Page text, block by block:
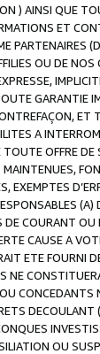
) AINSI QUE
ET
PARTENAIRES
OU DE
GARANTIE
A
OFFRE
EXEMPTES
COURANT
CAUSE A
ETE FOURNI
NE
CONCEDANTS
OU